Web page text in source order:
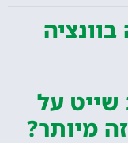
על
מיותר?